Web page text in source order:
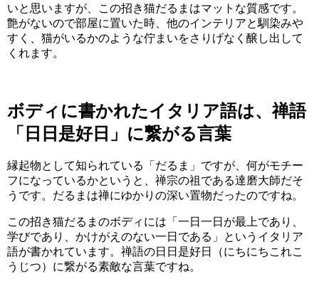
いと思いますが、この招き猫だるまはマットな質感です。
艶がないので部屋に置いた時、他のインテリアと馴染みや
すく、猫がいるかのような佇まいをさりげなく醸し出して
くれます。
ボディに書かれたイタリア語は、禅語
「日日是好日」に繋がる言葉
縁起物として知られている「だるま」ですが、何がモチー
フになっているかというと、禅宗の祖である達磨大師だそ
うです。だるまは禅にゆかりの深い置物だったのですね。
この招き猫だるまのボディには「一日一日が最上であり、
学びであり、かけがえのない一日である」というイタリア
語が書かれています。禅語の日日是好日（にちにちこれこ
うじつ）に繋がる素敵な言葉ですね。